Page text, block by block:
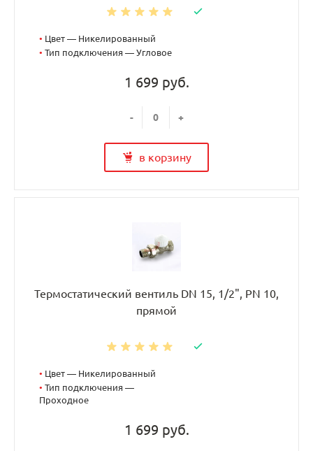
• Цвет — Никелированный
• Тип подключения — Угловое
1 699 руб.
- +
в корзину
Термостатический вентиль DN 15, 1/2", PN 10,
прямой
• Цвет — Никелированный
• Тип подключения —
Проходное
1 699 руб.